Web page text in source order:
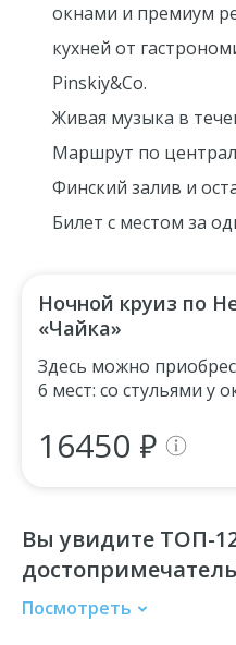
окнами и премиум
кухней от
Pinskiy&Co.
Живая музыка в
Маршрут по
Финский залив и
Билет с местом за
Ночной круиз по
«Чайка»
Здесь можно
6 мест: со стульями у
16450 ₽
Вы увидите ТОП-
Посмотреть